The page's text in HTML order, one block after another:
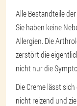
Alle Bestandteile
Sie haben keine
Allergien. Die
zerstört die
nicht nur die
Die Creme lässt
nicht reizend und